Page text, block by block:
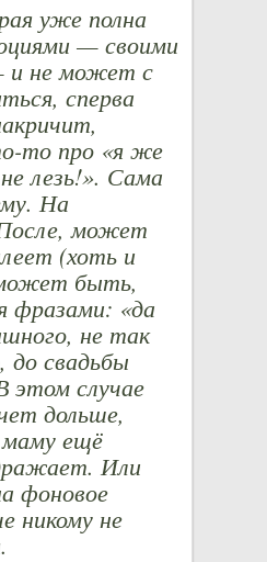
уже полна
— своими
не может с
сперва
то про «я же
лезь!». Сама
На
может
(хоть и
быть,
фразами: «да
не так
до свадьбы
этом случае
дольше,
ещё
Или
фоновое
никому не